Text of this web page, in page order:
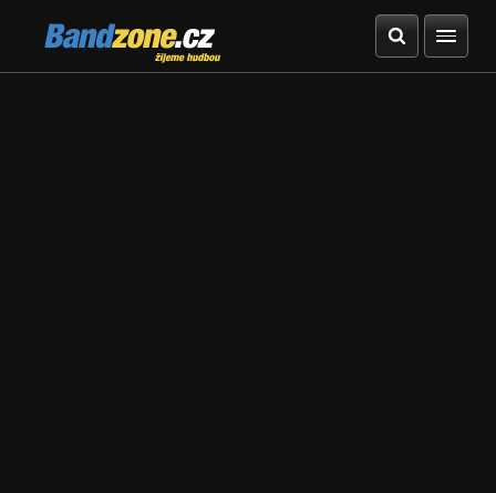
Bandzone.cz
žijeme hudbou